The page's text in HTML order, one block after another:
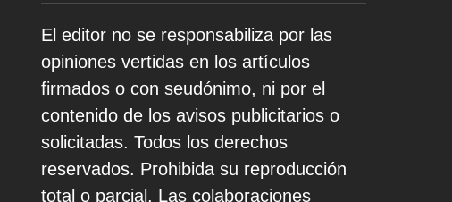
El editor no se responsabiliza por las
opiniones vertidas en los artículos
firmados o con seudónimo, ni por el
contenido de los avisos publicitarios o
solicitadas. Todos los derechos
reservados. Prohibida su reproducción
total o parcial. Las colaboraciones